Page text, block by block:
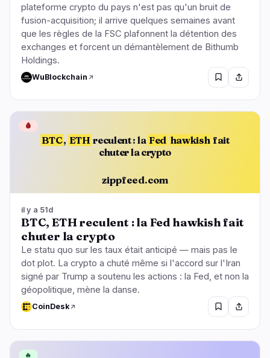
plateforme crypto du pays n'est pas qu'un bruit de
fusion-acquisition; il arrive quelques semaines avant
que les règles de la FSC plafonnent la détention des
exchanges et forcent un démantèlement de Bithumb
Holdings.
WuBlockchain
BTC, ETH reculent : la Fed hawkish fait
chuter la crypto
zippfeed.com
🩸
il y a 51d
BTC, ETH reculent : la Fed hawkish fait
chuter la crypto
Le statu quo sur les taux était anticipé — mais pas le
dot plot. La crypto a chuté même si l'accord sur l'Iran
signé par Trump a soutenu les actions : la Fed, et non la
géopolitique, mène la danse.
CoinDesk
🔥